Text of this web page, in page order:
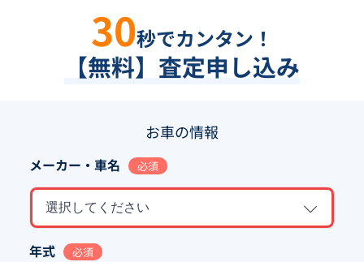
30秒でカンタン！
【無料】査定申し込み
お車の情報
メーカー・車名 必須
選択してください
年式 必須